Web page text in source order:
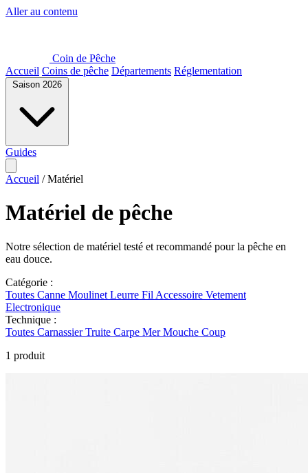
Aller au contenu
Coin de Pêche
Accueil Coins de pêche Départements Réglementation
Saison 2026
Guides
Accueil / Matériel
Matériel de pêche
Notre sélection de matériel testé et recommandé pour la pêche en
eau douce.
Catégorie :
Toutes Canne Moulinet Leurre Fil Accessoire Vetement
Electronique
Technique :
Toutes CarnassierTruite Carpe MerMouche Coup
1 produit